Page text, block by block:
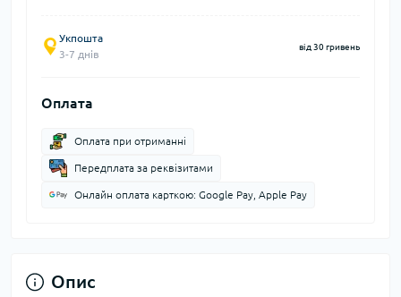
Укпошта
3-7 днів
від 30 гривень
Оплата
Оплата при отриманні
Передплата за реквізитами
Онлайн оплата карткою: Google Pay, Apple Pay
Опис